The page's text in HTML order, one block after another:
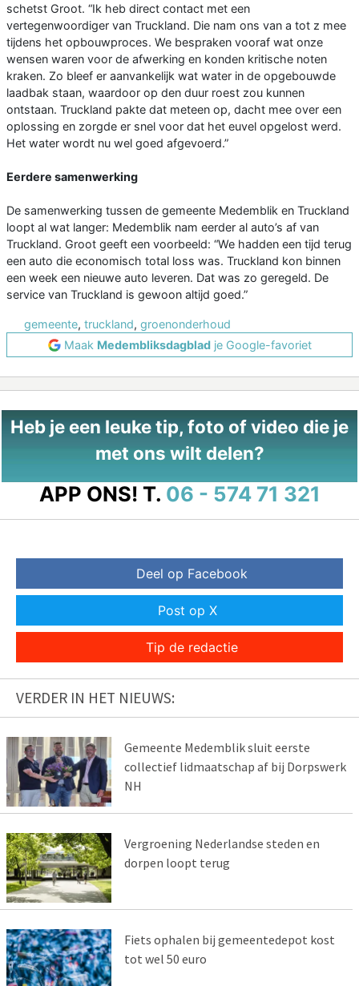
schetst Groot. “Ik heb direct contact met een
vertegenwoordiger van Truckland. Die nam ons van a tot z mee
tijdens het opbouwproces. We bespraken vooraf wat onze
wensen waren voor de afwerking en konden kritische noten
kraken. Zo bleef er aanvankelijk wat water in de opgebouwde
laadbak staan, waardoor op den duur roest zou kunnen
ontstaan. Truckland pakte dat meteen op, dacht mee over een
oplossing en zorgde er snel voor dat het euvel opgelost werd.
Het water wordt nu wel goed afgevoerd.”
Eerdere samenwerking
De samenwerking tussen de gemeente Medemblik en Truckland
loopt al wat langer: Medemblik nam eerder al auto’s af van
Truckland. Groot geeft een voorbeeld: “We hadden een tijd terug
een auto die economisch total loss was. Truckland kon binnen
een week een nieuwe auto leveren. Dat was zo geregeld. De
service van Truckland is gewoon altijd goed.”
gemeente, truckland, groenonderhoud
Maak Medembliksdagbladje Google-favoriet
Heb je een leuke tip, foto of video die je
met ons wilt delen?
APP ONS! T. 06 - 574 71 321
Deel op Facebook
Post op X
Tip de redactie
VERDER IN HET NIEUWS:
Gemeente Medemblik sluit eerste
collectief lidmaatschap af bij Dorpswerk
NH
Vergroening Nederlandse steden en
dorpen loopt terug
Fiets ophalen bij gemeentedepot kost
tot wel 50 euro